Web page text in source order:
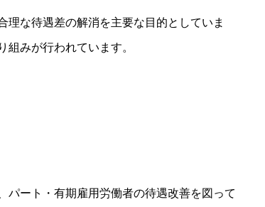
な待遇差の解消を主要な目的としていま
みが行われています。
パート・有期雇用労働者の待遇改善を図って